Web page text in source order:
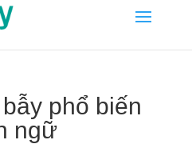
phổ biến
ngữ